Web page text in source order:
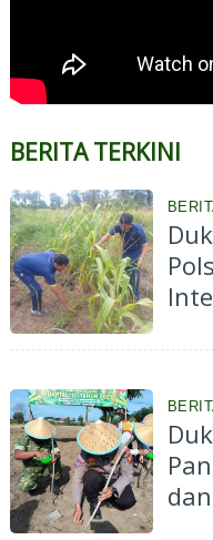
BERITA TERKINI